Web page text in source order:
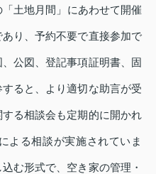
土地月間」にあわせて開催
り、予約不要で直接参加で
公図、登記事項証明書、固
ると、より適切な助言が受
る相談会も定期的に開かれ
よる相談が実施されていま
む形式で、空き家の管理・